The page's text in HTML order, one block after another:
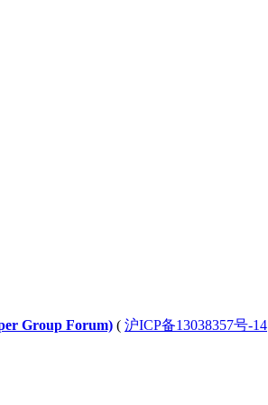
Group Forum) ( 沪ICP备13038357号-14